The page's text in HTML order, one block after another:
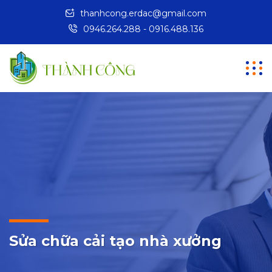
thanhcong.erdac@gmail.com
0946.264.288 - 0916.488.136
Sửa chữa cải tạo nhà xưởng